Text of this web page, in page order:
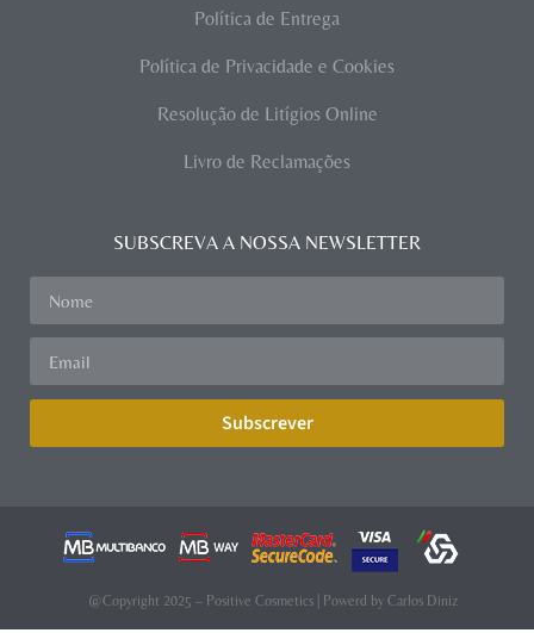
Política de Entrega
Política de Privacidade e Cookies
Resolução de Litígios Online
Livro de Reclamações
SUBSCREVA A NOSSA NEWSLETTER
Subscrever
@Copyright 2025 – Positive Cosmetics | Powerd by Carlos Diniz